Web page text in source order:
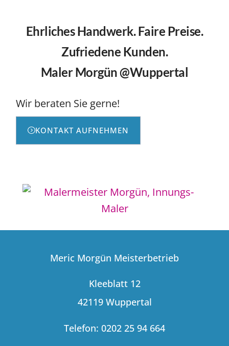
Ehrliches Handwerk. Faire Preise.
Zufriedene Kunden.
Maler Morgün @Wuppertal
Wir beraten Sie gerne!
KONTAKT AUFNEHMEN
Meric Morgün Meisterbetrieb
Kleeblatt 12
42119 Wuppertal
Telefon: 0202 25 94 664